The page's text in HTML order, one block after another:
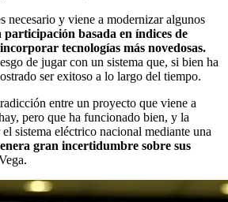
necesario y viene a modernizar algunos
participación basada en índices de
tecnologías más novedosas.
de jugar con un sistema que, si bien ha
ser exitoso a lo largo del tiempo.
entre un proyecto que viene a
pero que ha funcionado bien, y la
sistema eléctrico nacional mediante una
gran incertidumbre sobre sus